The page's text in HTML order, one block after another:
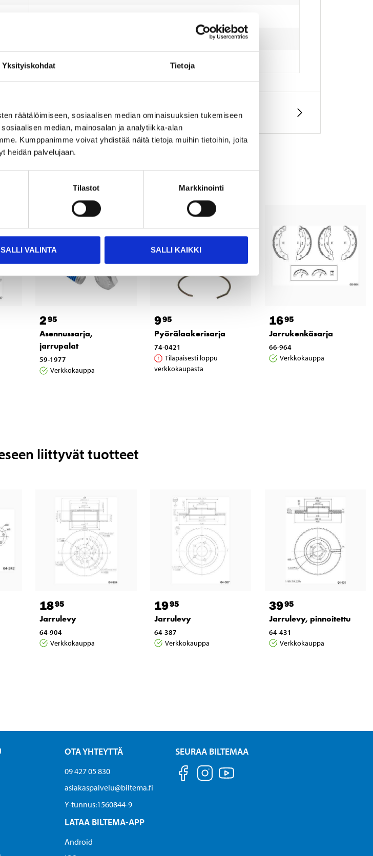
Yksityiskohdat Tietoja
räätälöimiseen, sosiaalisen median ominaisuuksien tukemiseen
median, mainosalan ja analytiikka-alan
Kumppanimme voivat yhdistää näitä tietoja muihin tietoihin, joita
heidän palvelujaan.
Tilastot Markkinointi
SALLI VALINTA SALLI KAIKKI
Etuakseli
ostivat myös
295
Asennussarja,
jarrupalat
59-1977
Verkkokauppa
995
Pyörälaakerisarja
74-0421
Tilapäisesti loppu
verkkokaupasta
1695
Jarrukenkäsarja
66-964
Verkkokauppa
liittyvät tuotteet
1895
Jarrulevy
64-904
Verkkokauppa
1995
Jarrulevy
64-387
Verkkokauppa
3995
Jarrulevy, pinnoitettu
64-431
Verkkokauppa
OTA YHTEYTTÄ
09 427 05 830
asiakaspalvelu@biltema.fi
Y-tunnus:1560844-9
LATAA BILTEMA-APP
Android
SEURAA BILTEMAA